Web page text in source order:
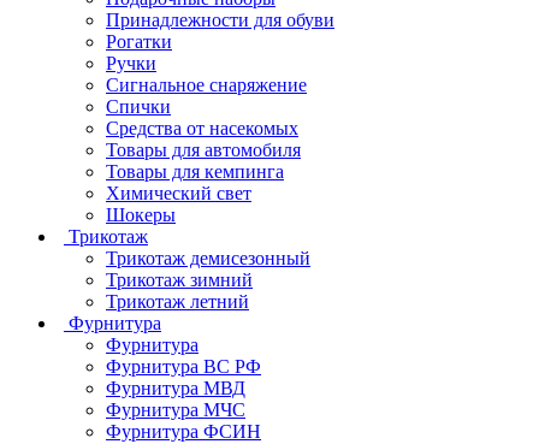
Принадлежности для обуви
Рогатки
Ручки
Сигнальное снаряжение
Спички
Средства от насекомых
Товары для автомобиля
Товары для кемпинга
Химический свет
Шокеры
Трикотаж
Трикотаж демисезонный
Трикотаж зимний
Трикотаж летний
Фурнитура
Фурнитура
Фурнитура ВС РФ
Фурнитура МВД
Фурнитура МЧС
Фурнитура ФСИН